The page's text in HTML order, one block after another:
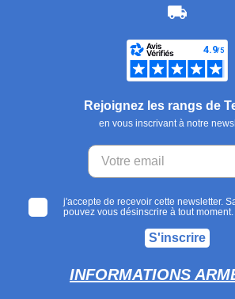
Rejoignez les rangs de
en vous inscrivant à notre
j'accepte de recevoir cette newsletter.
pouvez vous désinscrire à tout moment.
S'inscrire
INFORMATIONS